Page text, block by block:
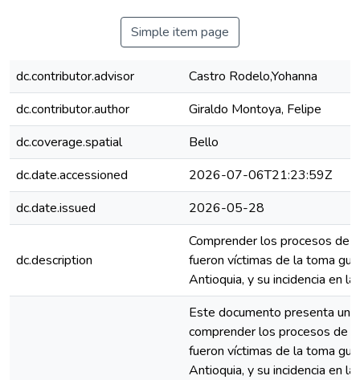
Simple item page
dc.contributor.advisor
Castro Rodelo,Yohanna
dc.contributor.author
Giraldo Montoya, Felipe
dc.coverage.spatial
Bello
dc.date.accessioned
2026-07-06T21:23:59Z
dc.date.issued
2026-05-28
dc.description
Comprender los procesos de
fueron víctimas de la toma
Antioquia, y su incidencia en
Este documento presenta
comprender los procesos de
fueron víctimas de la toma
Antioquia, y su incidencia en